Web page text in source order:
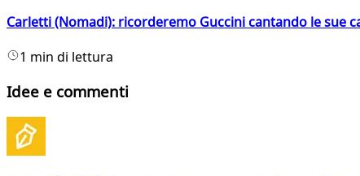
Carletti (Nomadi): ricorderemo Guccini cantando le sue
1 min di lettura
Idee e commenti